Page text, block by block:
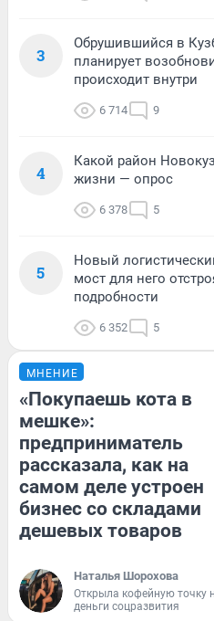
3
Обрушившийся в
планирует
происходит внутри
6 714 9
4
Какой район
жизни — опрос
6 378 5
5
Новый
мост для него
подробности
6 352 5
МНЕНИЕ
«Покупаешь кота в
мешке»:
предприниматель
рассказала, как на
самом деле устроен
бизнес со складами
дешевых товаров
Наталья Шорохова
Открыла кофейную точку
деньги соцразвития